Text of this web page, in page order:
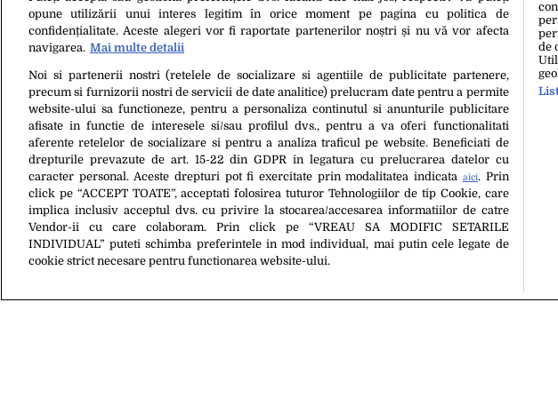
pentru femei. Îi cumpăr mereu flori”
14 Feb. 2020, 14:05
Calendar creștin-ortodox 14 februarie
2020. Cuviosul Auxențiu, printre sfinţii
pomeniţi astăzi
13 Feb. 2020, 22:19
Prognoza meteo pe 14 februarie 2020.
Cum va fi vremea, de Valentine’s Day
Despre NoiContactEchipa EditorialăPolitica
opune utilizării unui interes legitim în orice moment pe pagina cu politica de
confidențialitate. Aceste alegeri vor fi raportate partenerilor noștri și nu vă vor afecta
navigarea. Mai multe detalii
Noi si partenerii nostri (retelele de socializare si agentiile de publicitate partenere,
precum si furnizorii nostri de servicii de date analitice) prelucram date pentru a permite
website-ului sa functioneze, pentru a personaliza continutul si anunturile publicitare
afisate in functie de interesele si/sau profilul dvs., pentru a va oferi functionalitati
aferente retelelor de socializare si pentru a analiza traficul pe website. Beneficiati de
drepturile prevazute de art. 15-22 din GDPR in legatura cu prelucrarea datelor cu
caracter personal. Aceste drepturi pot fi exercitate prin modalitatea indicata aici. Prin
click pe “ACCEPT TOATE”, acceptati folosirea tuturor Tehnologiilor de tip Cookie, care
implica inclusiv acceptul dvs. cu privire la stocarea/accesarea informatiilor de catre
Vendor-ii cu care colaboram. Prin click pe “VREAU SA MODIFIC SETARILE
INDIVIDUAL” puteti schimba preferintele in mod individual, mai putin cele legate de
cookie strict necesare pentru functionarea website-ului.
de